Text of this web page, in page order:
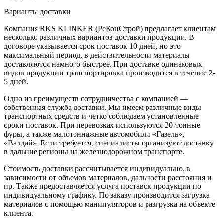
Варианты доставки
Компания RKS KLINKER (РеКонСтрой) предлагает клиентам
несколько различных вариантов доставки продукции. В
договоре указывается срок поставок 10 дней, но это
максимальный период, в действительности материалы
доставляются намного быстрее. При доставке одинаковых
видов продукции транспортировка производится в течение 2-
5 дней.
Одно из преимуществ сотрудничества с компанией —
собственная служба доставки. Мы имеем различные виды
транспортных средств и четко соблюдаем установленные
сроки поставок. При перевозках используются 20-тонные
фуры, а также малотоннажные автомобили «Газель»,
«Валдай». Если требуется, специалисты организуют доставку
в дальние регионы на железнодорожном транспорте.
Стоимость доставки рассчитывается индивидуально, в
зависимости от объемов материалов, дальности расстояния и
пр. Также предоставляется услуга поставок продукции по
индивидуальному графику. По заказу производится загрузка
материалов с помощью манипуляторов и разгрузка на объекте
клиента.